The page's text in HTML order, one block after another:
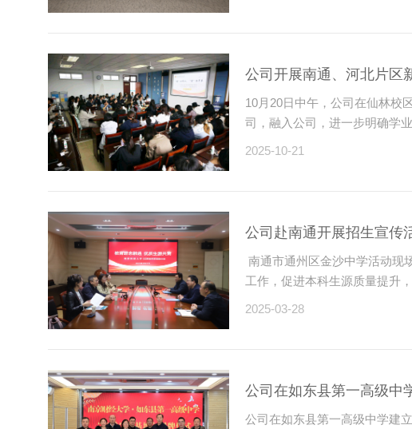
公司开展南通、河北片区
10月20日中午，公司在仙林校
司，融入公司，进一步明确学
2025-10-21
公司赴南通开展招生宣传
南通市通州区金沙中学活动现
工作，促进本科生源质量提升
2025-03-28
公司在如东县第一高级中
公司在如东县第一高级中学建